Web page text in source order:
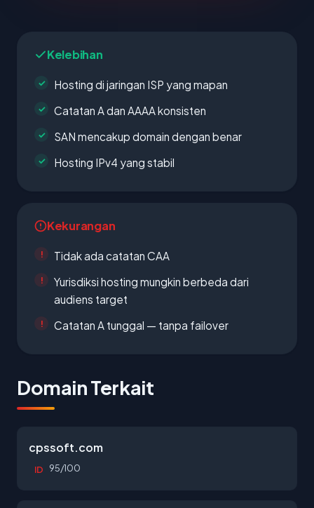
Kelebihan
Hosting di jaringan ISP yang mapan
Catatan A dan AAAA konsisten
SAN mencakup domain dengan benar
Hosting IPv4 yang stabil
Kekurangan
Tidak ada catatan CAA
Yurisdiksi hosting mungkin berbeda dari
audiens target
Catatan A tunggal — tanpa failover
Domain Terkait
cpssoft.com
ID 95/100